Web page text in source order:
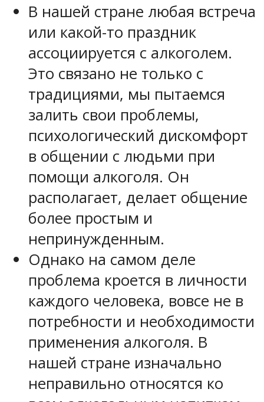
В нашей стране любая встреча
или какой-то праздник
ассоциируется с алкоголем.
Это связано не только с
традициями, мы пытаемся
залить свои проблемы,
психологический дискомфорт
в общении с людьми при
помощи алкоголя. Он
располагает, делает общение
более простым и
непринужденным.
Однако на самом деле
проблема кроется в личности
каждого человека, вовсе не в
потребности и необходимости
применения алкоголя. В
нашей стране изначально
неправильно относятся ко